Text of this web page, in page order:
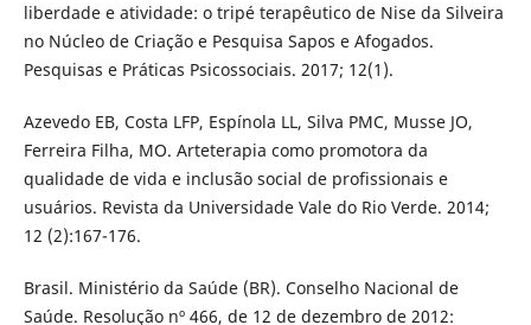
liberdade e atividade: o tripé terapêutico de Nise da Silveira
no Núcleo de Criação e Pesquisa Sapos e Afogados.
Pesquisas e Práticas Psicossociais. 2017; 12(1).
Azevedo EB, Costa LFP, Espínola LL, Silva PMC, Musse JO,
Ferreira Filha, MO. Arteterapia como promotora da
qualidade de vida e inclusão social de profissionais e
usuários. Revista da Universidade Vale do Rio Verde. 2014;
12 (2):167-176.
Brasil. Ministério da Saúde (BR). Conselho Nacional de
Saúde. Resolução nº 466, de 12 de dezembro de 2012: